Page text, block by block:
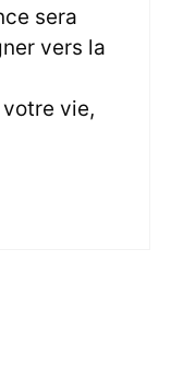
sera
vers la
vie,